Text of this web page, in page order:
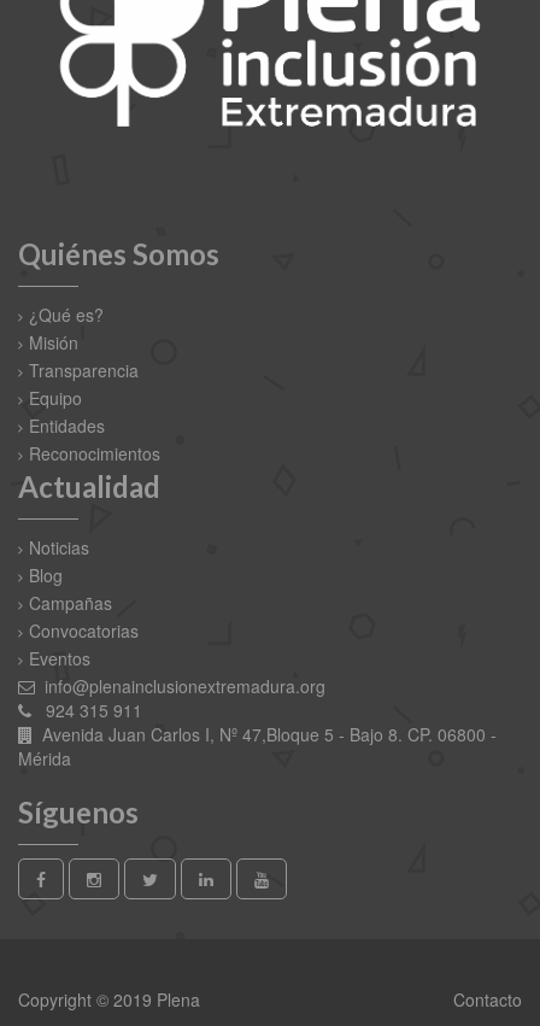
Quiénes Somos
¿Qué es?
Misión
Transparencia
Equipo
Entidades
Reconocimientos
Actualidad
Noticias
Blog
Campañas
Convocatorias
Eventos
info@plenainclusionextremadura.org
924 315 911
Avenida Juan Carlos I, Nº 47,Bloque 5 - Bajo 8. CP. 06800 -
Mérida
Síguenos
Copyright © 2019 Plena
Contacto